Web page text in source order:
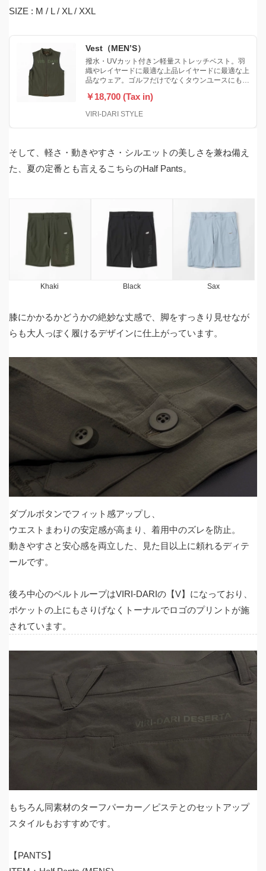
SIZE : M / L / XL / XXL
Vest（MEN’S）
撥水・UVカット付きン軽量ストレッチベスト。羽
織やレイヤードに最適な上品レイヤードに最適な上
品なウェア。ゴルフだけでなくタウンユースにも
￥18,700 (Tax in)
VIRI-DARI STYLE
そして、軽さ・動きやすさ・シルエットの美しさを兼ね備え
た、夏の定番とも言えるこちらのHalf Pants。
Khaki Black Sax
膝にかかるかどうかの絶妙な丈感で、脚をすっきり見せなが
らも大人っぽく履けるデザインに仕上がっています。
ダブルボタンでフィット感アップし、
ウエストまわりの安定感が高まり、着用中のズレを防止。
動きやすさと安心感を両立した、見た目以上に頼れるディテ
ールです。
後ろ中心のベルトループはVIRI-DARIの【V】になっており、
ポケットの上にもさりげなくトーナルでロゴのプリントが施
されています。
もちろん同素材のターフパーカー／ピステとのセットアップ
スタイルもおすすめです。
【PANTS】